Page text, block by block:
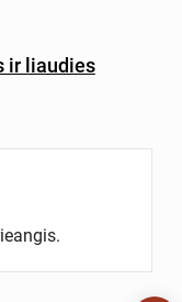
ir liaudies